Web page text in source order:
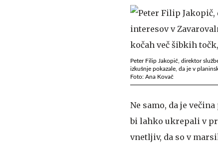
Peter Filip Jakopič, direktor
izkušnje pokazale, da je v
Foto: Ana Kovač
Ne samo, da je
bi lahko ukrepali v
vnetljiv, da so v